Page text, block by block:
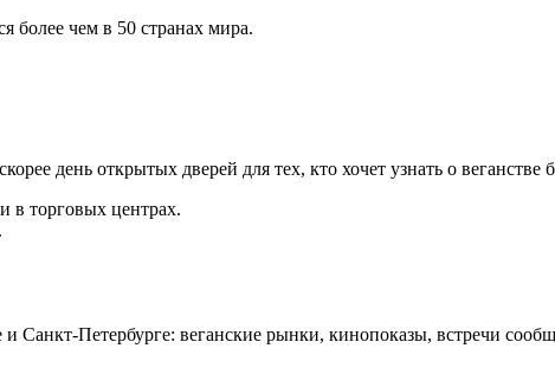
более чем в 50 странах мира.
день открытых дверей для тех, кто хочет узнать о
в торговых центрах.
Санкт-Петербурге: веганские рынки, кинопоказы, встречи